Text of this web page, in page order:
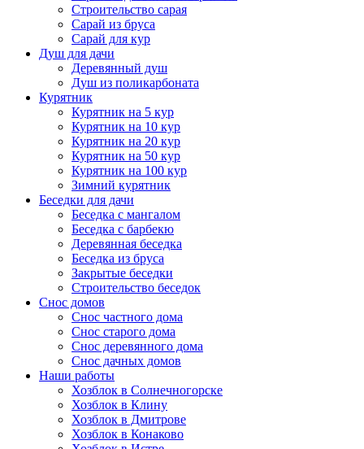
Строительство сарая
Сарай из бруса
Сарай для кур
Душ для дачи
Деревянный душ
Душ из поликарбоната
Курятник
Курятник на 5 кур
Курятник на 10 кур
Курятник на 20 кур
Курятник на 50 кур
Курятник на 100 кур
Зимний курятник
Беседки для дачи
Беседка с мангалом
Беседка с барбекю
Деревянная беседка
Беседка из бруса
Закрытые беседки
Строительство беседок
Снос домов
Снос частного дома
Снос старого дома
Снос деревянного дома
Снос дачных домов
Наши работы
Хозблок в Солнечногорске
Хозблок в Клину
Хозблок в Дмитрове
Хозблок в Конаково